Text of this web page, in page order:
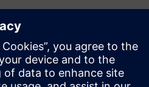
i mogućnost dobivanja